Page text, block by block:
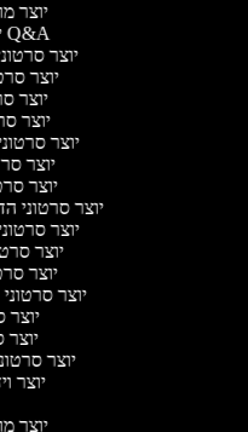
יוצר
יוצר סרטוני Q&A
יוצר
יוצר
יוצר
יוצר
יוצר
יוצר
יוצר
יוצר סרטוני
יוצר
יוצר
יוצר
יוצר
יוצר
יוצר
יוצר
יוצר
יוצר